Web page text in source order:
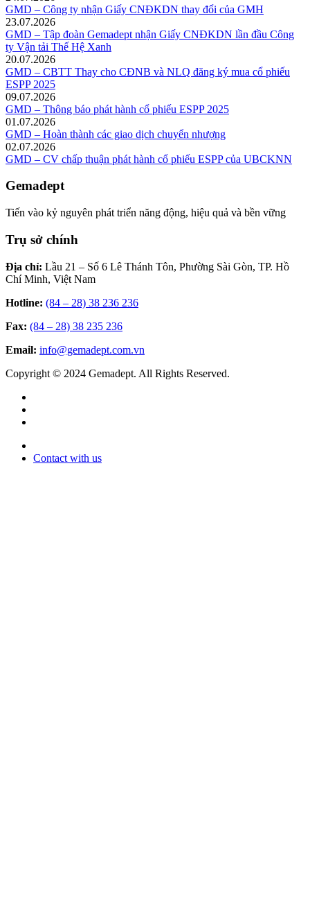
GMD – Công ty nhận Giấy CNĐKDN thay đổi của GMH
23.07.2026
GMD – Tập đoàn Gemadept nhận Giấy CNĐKDN lần đầu Công
ty Vận tải Thế Hệ Xanh
20.07.2026
GMD – CBTT Thay cho CĐNB và NLQ đăng ký mua cổ phiếu
ESPP 2025
09.07.2026
GMD – Thông báo phát hành cổ phiếu ESPP 2025
01.07.2026
GMD – Hoàn thành các giao dịch chuyển nhượng
02.07.2026
GMD – CV chấp thuận phát hành cổ phiếu ESPP của UBCKNN
Gemadept
Tiến vào kỷ nguyên phát triển năng động, hiệu quả và bền vững
Trụ sở chính
Địa chỉ: Lầu 21 – Số 6 Lê Thánh Tôn, Phường Sài Gòn, TP. Hồ
Chí Minh, Việt Nam
Hotline: (84 – 28) 38 236 236
Fax: (84 – 28) 38 235 236
Email: info@gemadept.com.vn
Copyright © 2024 Gemadept. All Rights Reserved.
Contact with us